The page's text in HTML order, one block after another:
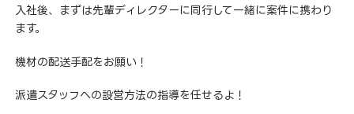
入社後、まずは先輩ディレクターに同行して一緒に案件に携わり
ます。
機材の配送手配をお願い！
派遣スタッフへの設営方法の指導を任せるよ！